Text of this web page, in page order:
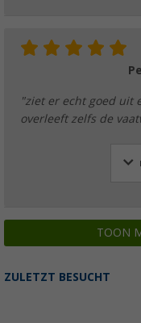
"ziet er echt goed uit
overleeft zelfs de
TOON
ZULETZT BESUCHT